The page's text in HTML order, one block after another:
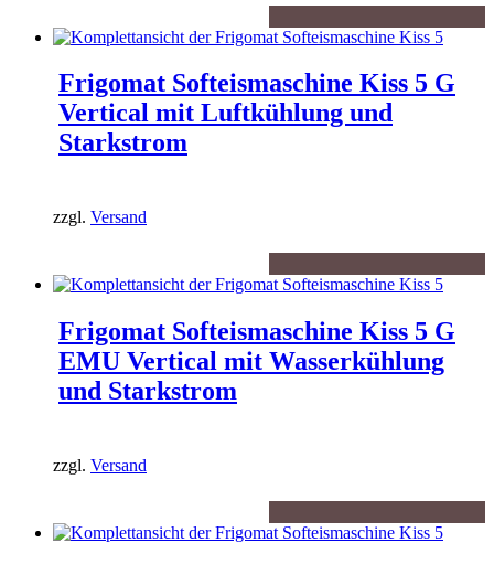
Frigomat Softeismaschine Kiss 5 G
Vertical mit Luftkühlung und
Starkstrom
zzgl. Versand
Frigomat Softeismaschine Kiss 5 G
EMU Vertical mit Wasserkühlung
und Starkstrom
zzgl. Versand